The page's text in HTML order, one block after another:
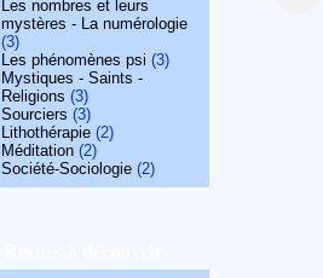
Les nombres et leurs
mystères - La numérologie
(3)
Les phénomènes psi (3)
Mystiques - Saints -
Religions (3)
Sourciers (3)
Lithothérapie (2)
Méditation (2)
Société-Sociologie (2)